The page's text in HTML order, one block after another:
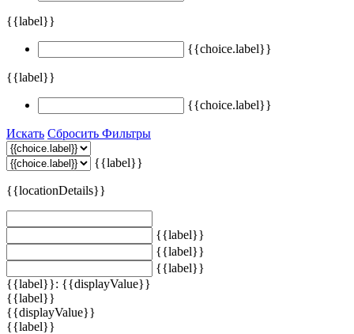
{{label}}
{{choice.label}}
{{label}}
{{choice.label}}
Искать Сбросить Фильтры
{{label}}
{{locationDetails}}
{{label}}
{{label}}
{{label}}
{{label}}: {{displayValue}}
{{label}}
{{displayValue}}
{{label}}